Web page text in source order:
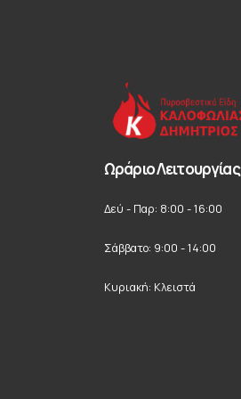
Ωράριο Λειτουργίας
Δεύ - Παρ: 8:00 - 16:00
Σάββατο: 9:00 - 14:00
Κυριακή: Κλειστά